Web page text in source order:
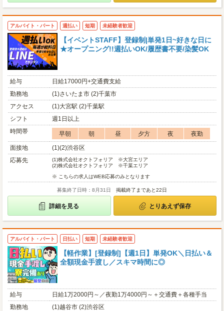
アルバイト・パート 週払い 短期 未経験者歓迎
【イベントSTAFF】登録制|単発1日~好きな日に
★オープニング!!週払いOK/履歴書不要/染髪OK
給与
日給17000円+交通費支給
勤務地
(1)さいたま市 (2)千葉市
アクセス
(1)大宮駅 (2)千葉駅
シフト
週1日以上
時間帯
早朝 朝 昼 夕方 夜
夜勤
面接地
(1)(2)渋谷区
応募先
(1)株式会社オクトフォリア ※大宮エリア
(2)株式会社オクトフォリア ※千葉エリア
※ こちらの求人はWEB応募のみとなります
募集終了日時：8月31日 掲載終了まであと22日
詳細を見る とりあえず保存
アルバイト・パート 日払い 短期 未経験者歓迎
【軽作業】[登録制]【週1日】単発OK＼日払い＆
全額現金手渡し／スキマ時間に◎
給与
日給1万2000円～／夜勤1万4000円～＋交通費＋各種手当
勤務地
(1)越谷市 (2)渋谷区